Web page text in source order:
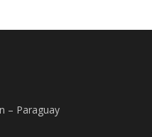
– Paraguay